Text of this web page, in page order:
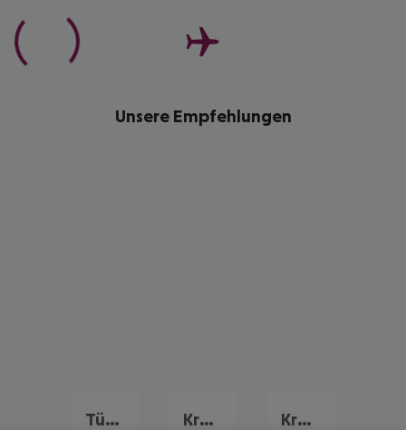
Unsere Empfehlungen
Türkei Familienurlaub Kroatien Familienurlaub Kreta Familienurlaub